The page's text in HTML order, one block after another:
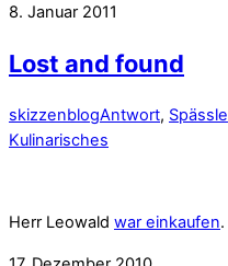
8. Januar 2011
Lost and found
skizzenblogAntwort, Spässle
Kulinarisches
Herr Leowald war einkaufen.